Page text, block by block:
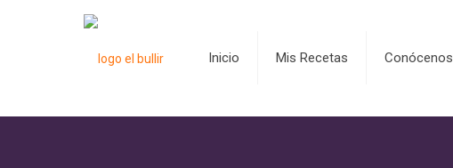
Inicio Mis Recetas Conócenos